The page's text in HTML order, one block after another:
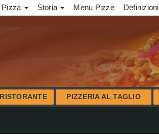
Pizza Storia Menu Pizze Definizioni
PIZZERIA AL TAGLIO